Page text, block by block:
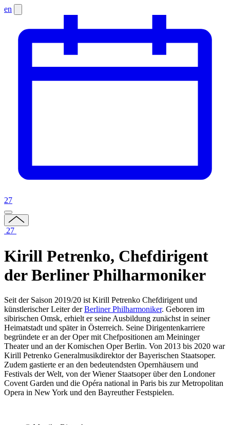
en
27
27
Kirill Petrenko, Chefdirigent
der Berliner Philharmoniker
Seit der Saison 2019/20 ist Kirill Petrenko Chefdirigent und
künstlerischer Leiter derBerliner Philharmoniker. Geboren im
sibirischen Omsk, erhielt er seine Ausbildung zunächst in seiner
Heimatstadt und später in Österreich. Seine Dirigentenkarriere
begründete er an der Oper mit Chefpositionen am Meininger
Theater und an der Komischen Oper Berlin. Von 2013 bis 2020 war
Kirill Petrenko Generalmusikdirektor der Bayerischen Staatsoper.
Zudem gastierte er an den bedeutendsten Opernhäusern und
Festivals der Welt, von der Wiener Staatsoper über den Londoner
Covent Garden und die Opéra national in Paris bis zur Metropolitan
Opera in New York und den Bayreuther Festspielen.